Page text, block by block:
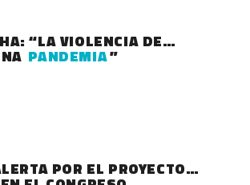
“LA VIOLENCIA DE
PANDEMIA”
POR EL PROYECTO